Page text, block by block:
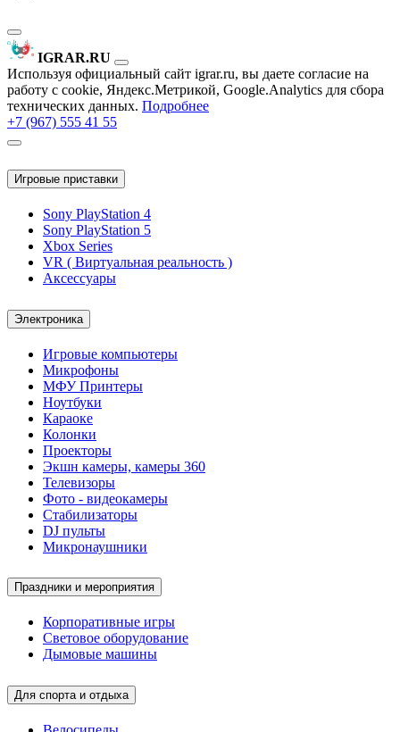
IGRAR.RU
Используя официальный сайт igrar.ru, вы даете согласие на
работу с cookie, Яндекс.Метрикой, Google.Analytics для сбора
технических данных. Подробнее
+7 (967) 555 41 55
Игровые приставки
Sony PlayStation 4
Sony PlayStation 5
Xbox Series
VR ( Виртуальная реальность )
Аксессуары
Электроника
Игровые компьютеры
Микрофоны
МФУ Принтеры
Ноутбуки
Караоке
Колонки
Проекторы
Экшн камеры, камеры 360
Телевизоры
Фото - видеокамеры
Стабилизаторы
DJ пульты
Микронаушники
Праздники и мероприятия
Корпоративные игры
Световое оборудование
Дымовые машины
Для спорта и отдыха